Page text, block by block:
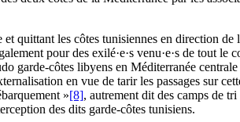
quittant les côtes tunisiennes en direction de
pour des exilé·e·s venu·e·s de tout
garde-côtes libyens en Méditerranée
en vue de tarir les passages sur
»[8], autrement dit des camps de
des dits garde-côtes tunisiens.